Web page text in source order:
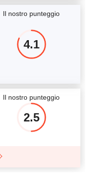
Il nostro punteggio
4.1
Il nostro punteggio
2.5